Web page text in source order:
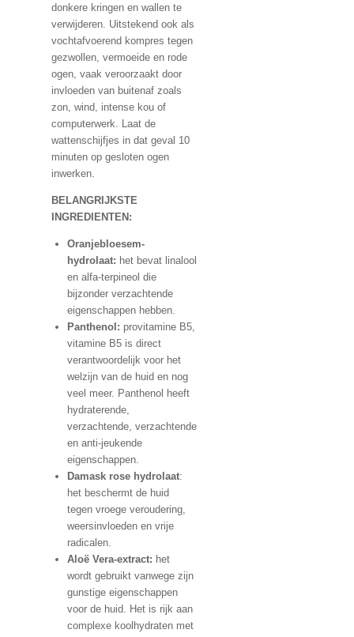
donkere kringen en wallen te
verwijderen. Uitstekend ook als
vochtafvoerend kompres tegen
gezwollen, vermoeide en rode
ogen, vaak veroorzaakt door
invloeden van buitenaf zoals
zon, wind, intense kou of
computerwerk. Laat de
wattenschijfjes in dat geval 10
minuten op gesloten ogen
inwerken.
BELANGRIJKSTE
INGREDIENTEN:
Oranjebloesem-
hydrolaat: het bevat linalool
en alfa-terpineol die
bijzonder verzachtende
eigenschappen hebben.
Panthenol: provitamine B5,
vitamine B5 is direct
verantwoordelijk voor het
welzijn van de huid en nog
veel meer. Panthenol heeft
hydraterende,
verzachtende, verzachtende
en anti-jeukende
eigenschappen.
Damask rose hydrolaat:
het beschermt de huid
tegen vroege veroudering,
weersinvloeden en vrije
radicalen.
Aloë Vera-extract: het
wordt gebruikt vanwege zijn
gunstige eigenschappen
voor de huid. Het is rijk aan
complexe koolhydraten met